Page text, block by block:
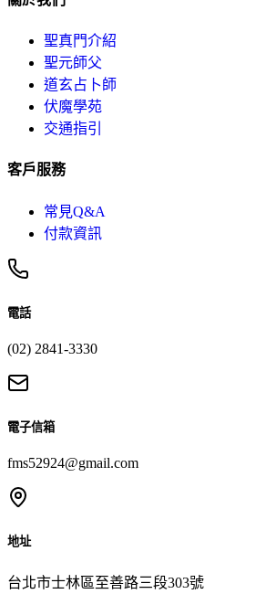
聖真門介紹
聖元師父
道玄占卜師
伏魔學苑
交通指引
客戶服務
常見Q&A
付款資訊
電話
(02) 2841-3330
電子信箱
fms52924@gmail.com
地址
台北市士林區至善路三段303號